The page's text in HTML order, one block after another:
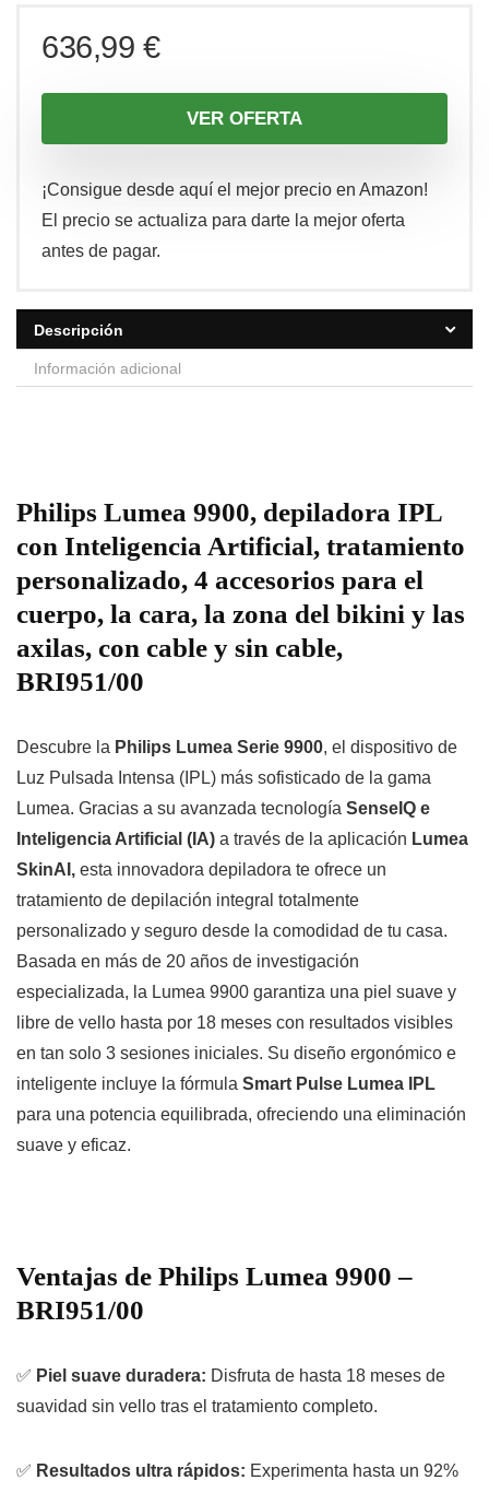
636,99 €
VER OFERTA
¡Consigue desde aquí el mejor precio en Amazon!
El precio se actualiza para darte la mejor oferta
antes de pagar.
Descripción
Información adicional
Philips Lumea 9900, depiladora IPL
con Inteligencia Artificial, tratamiento
personalizado, 4 accesorios para el
cuerpo, la cara, la zona del bikini y las
axilas, con cable y sin cable,
BRI951/00
Descubre la Philips Lumea Serie 9900, el dispositivo de
Luz Pulsada Intensa (IPL) más sofisticado de la gama
Lumea. Gracias a su avanzada tecnología SenseIQ e
Inteligencia Artificial (IA) a través de la aplicación Lumea
SkinAI, esta innovadora depiladora te ofrece un
tratamiento de depilación integral totalmente
personalizado y seguro desde la comodidad de tu casa.
Basada en más de 20 años de investigación
especializada, la Lumea 9900 garantiza una piel suave y
libre de vello hasta por 18 meses con resultados visibles
en tan solo 3 sesiones iniciales. Su diseño ergonómico e
inteligente incluye la fórmula Smart Pulse Lumea IPL
para una potencia equilibrada, ofreciendo una eliminación
suave y eficaz.
Ventajas de Philips Lumea 9900 –
BRI951/00
✅ Piel suave duradera: Disfruta de hasta 18 meses de
suavidad sin vello tras el tratamiento completo.
✅ Resultados ultra rápidos: Experimenta hasta un 92%